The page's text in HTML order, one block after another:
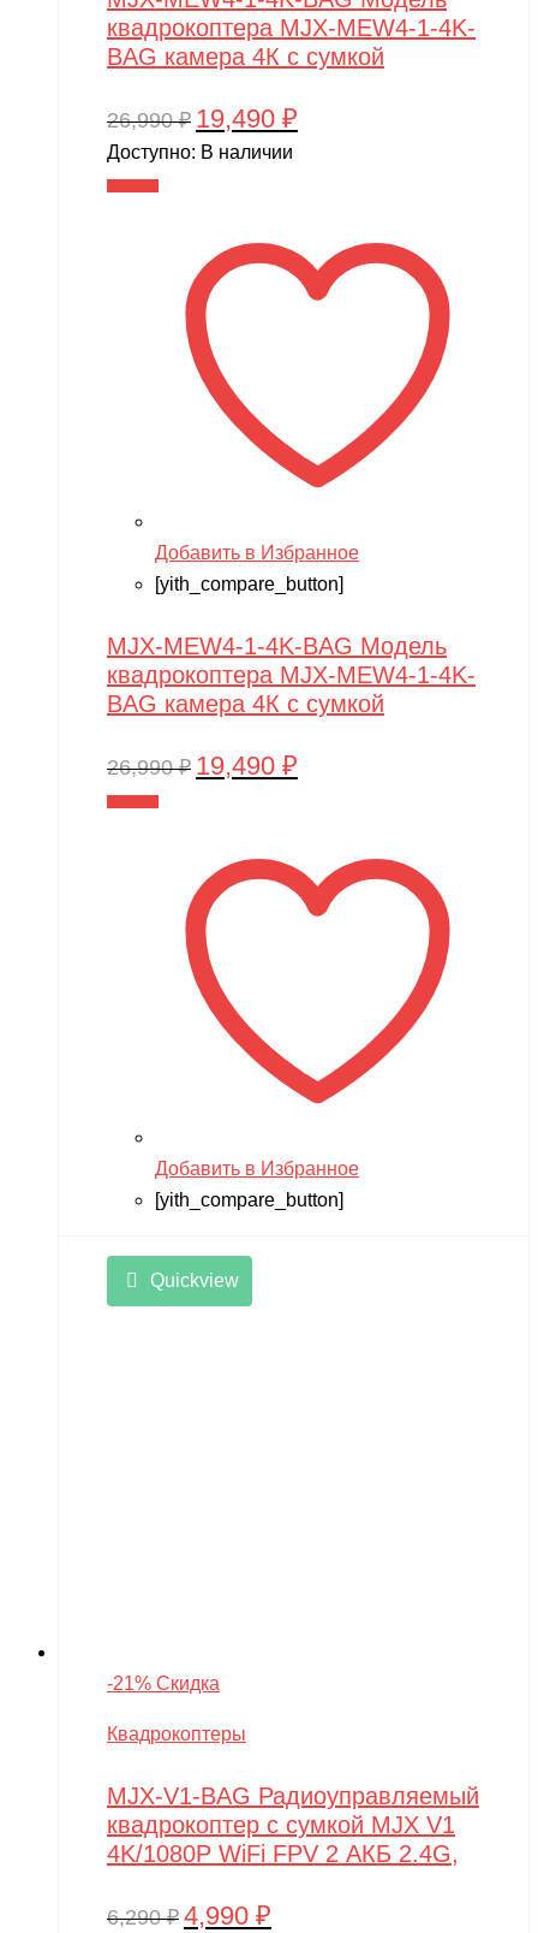
квадрокоптера MJX-MEW4-1-4K-
BAG камера 4К с сумкой
26,990₽ Первоначальная
цена
19,490 ₽
Доступно: В наличии
Добавить в Избранное
[yith_compare_button]
MJX-MEW4-1-4K-BAG Модель
квадрокоптера MJX-MEW4-1-4K-
BAG камера 4К с сумкой
26,990₽ Первоначальная
26,990 ₽.
19,490 ₽
Добавить в Избранное
[yith_compare_button]
Quickview
-21% Скидка
Квадрокоптеры
MJX-V1-BAG Радиоуправляемый
квадрокоптер с сумкой MJX V1
4K/1080P WiFi FPV 2 АКБ 2.4G,
6,290₽ Первоначальная
4,990 ₽